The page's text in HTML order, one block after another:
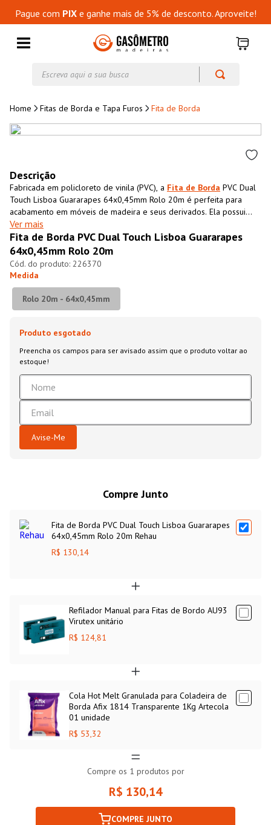
Pague com PIXe ganhe mais de 5% de desconto. Aproveite!
Fitas de Borda e Tapa Furos Fita de Borda
Descrição
Fabricada em policloreto de vinila (PVC), a Fita de Borda PVC Dual
Touch Lisboa Guararapes 64x0,45mm Rolo 20m é perfeita para
acabamento em móveis de madeira e seus derivados. Ela possui
textura impressa semelhante ao MDF, que além de conferir
acabamento superior ao móvel também impermeabiliza o material,
aumentando sua resistência e durabilidade.
Ver mais
Fita de Borda PVC Dual Touch Lisboa Guararapes
64x0,45mm Rolo 20m
226370
Medida
Rolo 20m - 64x0,45mm
Compre Junto
Fita de Borda PVC Dual Touch Lisboa Guararapes
64x0,45mm Rolo 20m Rehau
R$ 130,14
Refilador Manual para Fitas de Bordo AU93
Virutex unitário
R$ 124,81
Cola Hot Melt Granulada para Coladeira de
Borda Afix 1814 Transparente 1Kg Artecola
01 unidade
R$ 53,32
Compre os 1 produtos por
R$ 130,14
COMPRE JUNTO